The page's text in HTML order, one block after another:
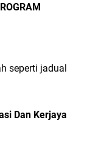
seperti jadual
Dan Kerjaya